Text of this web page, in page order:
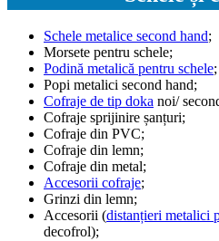
Schele metalice second hand;
Morsete pentru schele;
Podină metalică pentru schele;
Popi metalici second hand;
Cofraje de tip doka noi/
Cofraje sprijinire șanțuri;
Cofraje din PVC;
Cofraje din lemn;
Cofraje din metal;
Accesorii cofraje;
Grinzi din lemn;
Accesorii (distanțieri metalici
decofrol);